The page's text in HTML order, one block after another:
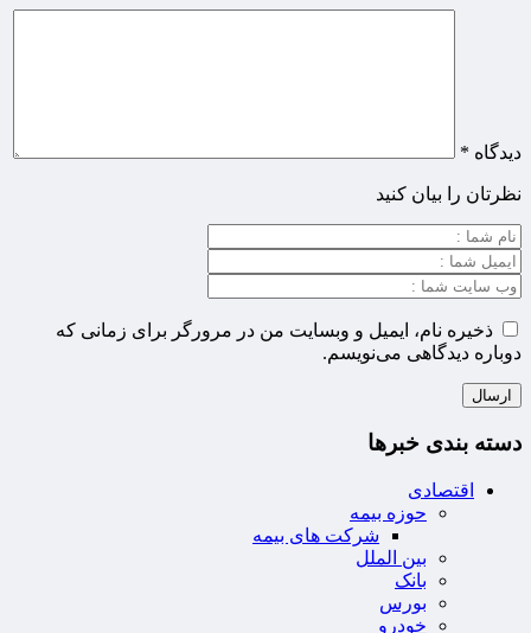
دیدگاه *
نظرتان را بیان کنید
ذخیره نام، ایمیل و وبسایت من در مرورگر برای زمانی که
دوباره دیدگاهی می‌نویسم.
دسته بندی خبرها
اقتصادی
حوزه بیمه
شرکت های بیمه
بین الملل
بانک
بورس
خودرو